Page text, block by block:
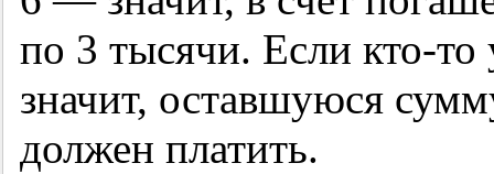
по 3 тысячи. Если кто-то
значит, оставшуюся
должен платить.